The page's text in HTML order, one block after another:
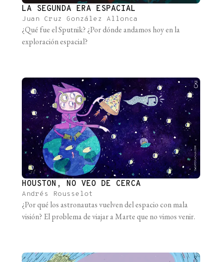
LA SEGUNDA ERA ESPACIAL
Juan Cruz González Allonca
¿Qué fue el Sputnik? ¿Por dónde andamos hoy en la
exploración espacial?
HOUSTON, NO VEO DE CERCA
Andrés Rousselot
¿Por qué los astronautas vuelven del espacio con mala
visión? El problema de viajar a Marte que no vimos venir.